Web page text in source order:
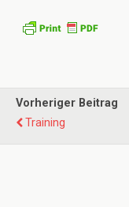
Vorheriger Beitrag
Training